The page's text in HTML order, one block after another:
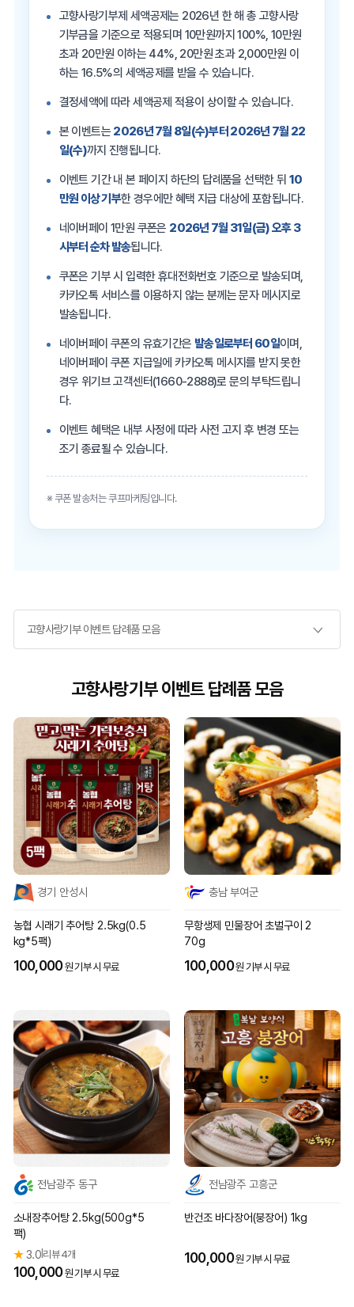
고향사랑기부제 세액공제는 2026년 한 해 총 고향사랑
기부금을 기준으로 적용되며 10만원까지 100%, 10만원
초과 20만원 이하는 44%, 20만원 초과 2,000만원 이
하는 16.5%의 세액공제를 받을 수 있습니다.
결정세액에 따라 세액공제 적용이 상이할 수 있습니다.
본 이벤트는 2026년 7월 8일(수)부터 2026년 7월 22
일(수)까지 진행됩니다.
이벤트 기간 내 본 페이지 하단의 답례품을 선택한 뒤 10
만원 이상 기부한 경우에만 혜택 지급 대상에 포함됩니다.
네이버페이 1만원 쿠폰은 2026년 7월 31일(금) 오후 3
시부터 순차 발송됩니다.
쿠폰은 기부 시 입력한 휴대전화번호 기준으로 발송되며,
카카오톡 서비스를 이용하지 않는 분께는 문자 메시지로
발송됩니다.
네이버페이 쿠폰의 유효기간은 발송일로부터 60일이며,
네이버페이 쿠폰 지급일에 카카오톡 메시지를 받지 못한
경우 위기브 고객센터(1660-2888)로 문의 부탁드립니
다.
이벤트 혜택은 내부 사정에 따라 사전 고지 후 변경 또는
조기 종료될 수 있습니다.
※ 쿠폰 발송처는 쿠프마케팅입니다.
고향사랑기부 이벤트 답례품 모음
경기 안성시
농협 시래기 추어탕 2.5kg(0.5
kg*5팩)
100,000원 기부 시 무료
충남 부여군
무항생제 민물장어 초벌구이 2
70g
100,000원 기부 시 무료
전남광주 동구
소내장추어탕 2.5kg(500g*5
팩)
★3.0| 리뷰 4개
100,000원 기부 시 무료
전남광주 고흥군
반건조 바다장어(붕장어) 1kg
100,000원 기부 시 무료